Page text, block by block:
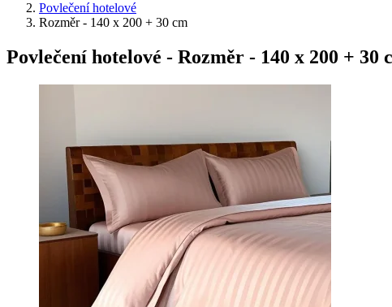
Povlečení hotelové
Rozměr - 140 x 200 + 30 cm
Povlečení hotelové - Rozměr - 140 x 200 + 30